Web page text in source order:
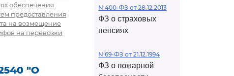
обеспечения
предоставления
на возмещение
на перевозки
"О
N 400-ФЗ от 28.12.2013
ФЗ о страховых
пенсиях
N 69-ФЗ от 21.12.1994
ФЗ о пожарной